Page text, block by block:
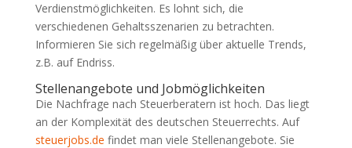
Verdienstmöglichkeiten. Es lohnt sich, die
verschiedenen Gehaltsszenarien zu betrachten.
Informieren Sie sich regelmäßig über aktuelle Trends,
z.B. auf Endriss.
Stellenangebote und Jobmöglichkeiten
Die Nachfrage nach Steuerberatern ist hoch. Das liegt
an der Komplexität des deutschen Steuerrechts. Auf
steuerjobs.de findet man viele Stellenangebote. Sie